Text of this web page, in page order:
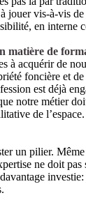
jouer vis-à-vis
en interne
matière de
à acquérir de
foncière et
est déjà
notre métier
de l’espace.
un pilier.
ne doit pas